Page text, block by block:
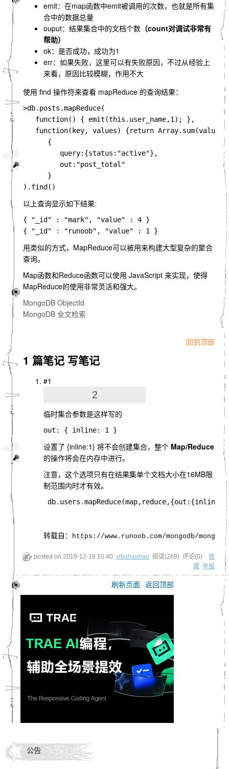
emit：在map函数中emit被调用的次数，也就是所有集
合中的数据总量
ouput：结果集合中的文档个数 （count对调试非常有
帮助）
ok：是否成功，成功为1
err：如果失败，这里可以有失败原因，不过从经验上
来看，原因比较模糊，作用不大
使用 find 操作符来查看 mapReduce 的查询结果：
>db. posts .mapReduce(
function() { emit (this . user_name,1 );
},
function( key, values) {return Array. sum(values
{
         query
:{status : "active"},
out : "post_total"
}
). find ()
以上查询显示如下结果:
{ "_id" : "mark" , "value" : 4 }
{
"_id" : "runoob" , "value" : 1 }
用类似的方式，MapReduce可以被用来构建大型复杂的聚合
查询。
Map函数和Reduce函数可以使用 JavaScript 来实现，使得
MapReduce的使用非常灵活和强大。
MongoDB ObjectId
MongoDB 全文检索
回到顶部
1 篇笔记 写笔记
#1
2
临时集合参数是这样写的
out : { inline: 1 }
设置了 {inline:1} 将不会创建集合，整个 Map/Reduce
的操作将会在内存中进行。
注意，这个选项只有在结果集单个文档大小在16MB限
制范围内时才有效。
db. users .mapReduce(map, reduce,{out :{inline 1
转载自： https://www.runoob.com/mongodb/
posted on2019-12-18 10:40 xibuhaohao 阅读(269) 评论(0) 收
藏 举报
刷新页面 返回顶部
公告